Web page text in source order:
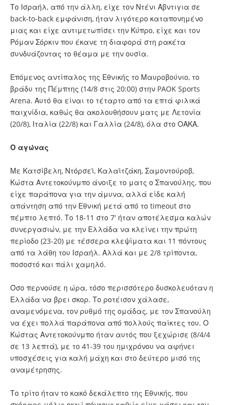
Το Ισραήλ, από την άλλη, είχε τον Ντένι Άβντιγια σε
back-to-back εμφάνιση, ήταν λιγότερο καταπονημένο
μιας και είχε αντιμετωπίσει την Κύπρο, είχε και τον
Ρόμαν Σόρκιν που έκανε τη διαφορά στη ρακέτα
συνδυάζοντας το θέαμα με την ουσία.
Επόμενος αντίπαλος της Εθνικής το Μαυροβούνιο, το
βράδυ της Πέμπτης (14/8 στις 20:00) στην PAOK Sports
Arena. Αυτό θα είναι το τέταρτο από τα επτά φιλικά
παιχνίδια, καθώς θα ακολουθήσουν ματς με Λετονία
(20/8), Ιταλία (22/8) και Γαλλία (24/8), όλα στο ΟΑΚΑ.
Ο αγώνας
Με Κατσίβελη, Ντόρσεϊ, Καλαϊτζάκη, Σαμοντούροβ,
Κώστα Αντετοκούνμπο άνοιξε το ματς ο Σπανούλης, που
είχε παράπονα για την άμυνα, αλλά είδε καλή
απάντηση από την Εθνική μετά από το timeout στο
πέμπτο λεπτό. Το 18-11 στο 7′ ήταν αποτέλεσμα καλών
συνεργασιών, με την Ελλάδα να κλείνει την πρώτη
περίοδο (23-20) με τέσσερα κλεψίματα και 11 πόντους
από τα λάθη του Ισραήλ. Αλλά και με 2/8 τρίποντα,
ποσοστό και πάλι χαμηλό.
Όσο περνούσε η ώρα, τόσο περισσότερο δυσκολευόταν η
Ελλάδα να βρει σκορ. Το ροτέισον χάλασε,
αναμενόμενα, τον ρυθμό της ομάδας, με τον Σπανούλη
να έχει πολλά παράπονα από πολλούς παίκτες του. Ο
Κώστας Αντετοκούνμπο ήταν αυτός που ξεχώρισε (8/4/4
σε 13 λεπτά), με το 41-39 του ημιχρόνου να αφήνει
υποσχέσεις για καλή μάχη και στο δεύτερο μισό της
αναμέτρησης.
Το τρίτο ήταν το κακό δεκάλεπτο της Εθνικής, που